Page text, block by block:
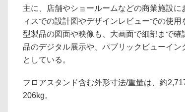
主に、店舗やショールームなどの商業施設
ィスでの設計図やデザインレビューでの使
型製品の図面や映像も、大画面で細部まで
品のデジタル展示や、パブリックビューイ
としている。
フロアスタンド含む外形寸法/重量は、約
206kg。